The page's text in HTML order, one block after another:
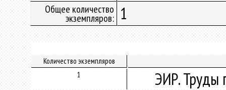
Общее количество
экземпляров: 1
Количество экземпляров
1
ЭИР. Труды